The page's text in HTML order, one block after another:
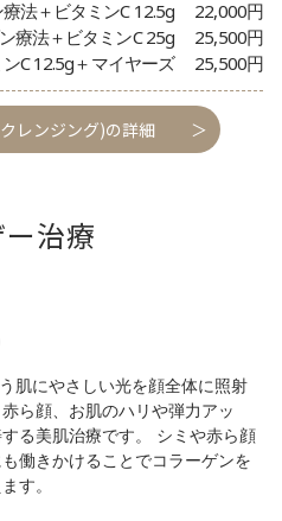
療法＋ビタミンC 12.5g 22,000円
療法＋ビタミンC 25g 25,500円
ンC 12.5g＋マイヤーズ 25,500円
レンジング)の詳細
治療
肌にやさしい光を顔全体に照射
ら顔、お肌のハリや弾力アッ
る美肌治療です。 シミや赤ら顔
働きかけることでコラーゲンを
す。